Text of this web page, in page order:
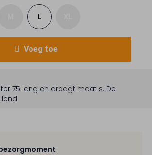
L
Voeg toe
75 lang en draagt maat s. De
.